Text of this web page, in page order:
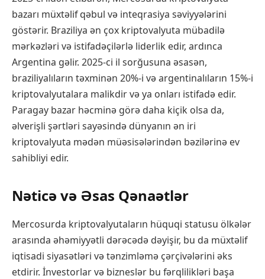
bazarı müxtəlif qəbul və inteqrasiya səviyyələrini
göstərir. Braziliya ən çox kriptovalyuta mübadilə
mərkəzləri və istifadəçilərlə liderlik edir, ardınca
Argentina gəlir. 2025-ci il sorğusuna əsasən,
braziliyalıların təxminən 20%-i və argentinalıların 15%-i
kriptovalyutalara malikdir və ya onları istifadə edir.
Paragay bazar həcminə görə daha kiçik olsa da,
əlverişli şərtləri sayəsində dünyanın ən iri
kriptovalyuta mədən müəsisələrindən bəzilərinə ev
sahibliyi edir.
Nəticə və Əsas Qənaətlər
Mercosurda kriptovalyutaların hüquqi statusu ölkələr
arasında əhəmiyyətli dərəcədə dəyişir, bu da müxtəlif
iqtisadi siyasətləri və tənzimləmə çərçivələrini əks
etdirir. İnvestorlar və bizneslər bu fərqlilikləri başa